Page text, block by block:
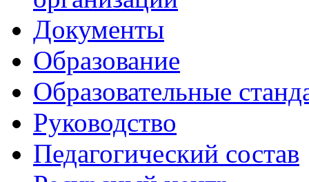
Документы
Образование
Образовательные
Руководство
Педагогический состав